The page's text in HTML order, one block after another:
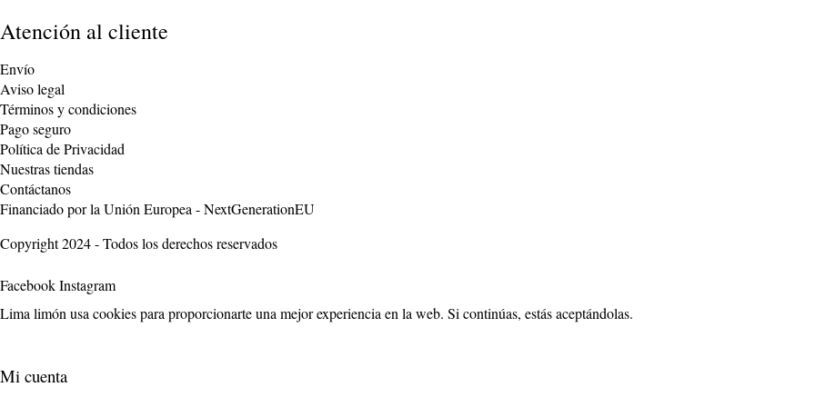
Atención al cliente
Envío
Aviso legal
Términos y condiciones
Pago seguro
Política de Privacidad
Nuestras tiendas
Contáctanos
Financiado por la Unión Europea - NextGenerationEU
Copyright 2024 - Todos los derechos reservados
FacebookInstagram
Lima limón usa cookies para proporcionarte una mejor experiencia en la web. Si continúas, estás aceptándolas.
Mi cuenta